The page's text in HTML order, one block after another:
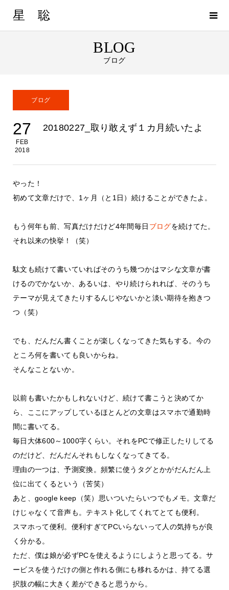
星 聡
BLOG
ブログ
ブログ
27
FEB
2018
20180227_取り敢えず１カ月続いたよ
やった！
初めて文章だけで、1ヶ月（と1日）続けることができたよ。
もう何年も前、写真だけだけど4年間毎日 ブログを続けてた。
それ以来の快挙！（笑）
駄文も続けて書いていればそのうち幾つかはマシな文章が書
けるのでかないか、あるいは、やり続けられれば、そのうち
テーマが見えてきたりするんじやないかと淡い期待を抱きつ
つ（笑）
でも、だんだん書くことが楽しくなってきた気もする。今の
ところ何を書いても良いからね。
そんなことないか。
以前も書いたかもしれないけど、続けて書こうと決めてか
ら、ここにアップしているほとんどの文章はスマホで通勤時
間に書いてる。
毎日大体600～1000字くらい。それをPCで修正したりしてる
のだけど、だんだんそれもしなくなってきてる。
理由の一つは、予測変換。頻繁に使うタグとかがだんだん上
位に出てくるという（苦笑）
あと、google keep（笑）思いついたらいつでもメモ。文章だ
けじゃなくて音声も。テキスト化してくれてとても便利。
スマホって便利。便利すぎてPCいらないって人の気持ちが良
く分かる。
ただ、僕は娘が必ずPCを使えるようにしようと思ってる。サ
ービスを使うだけの側と作れる側にも移れるかは、持てる選
択肢の幅に大きく差ができると思うから。